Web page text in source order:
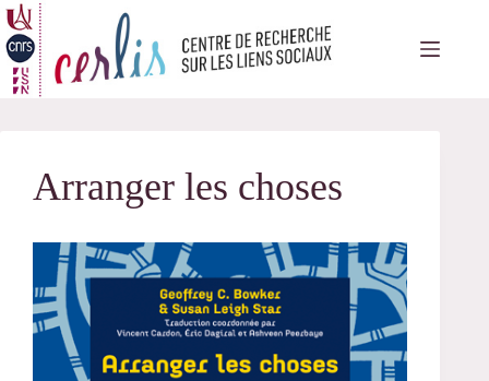
Passer
au
contenu
Arranger les choses